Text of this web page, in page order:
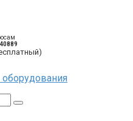
оборудования